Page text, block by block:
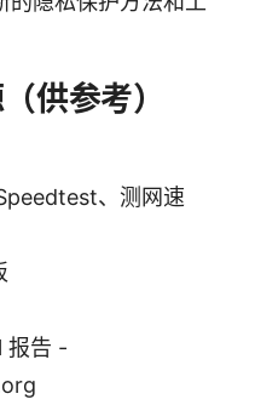
供参考）
、测网速
报告 -